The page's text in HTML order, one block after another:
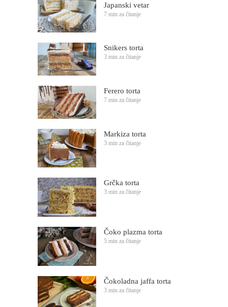
Japanski vetar
7 min za čitanje
Snikers torta
3 min za čitanje
Ferero torta
7 min za čitanje
Markiza torta
3 min za čitanje
Grčka torta
3 min za čitanje
Čoko plazma torta
5 min za čitanje
Čokoladna jaffa torta
3 min za čitanje